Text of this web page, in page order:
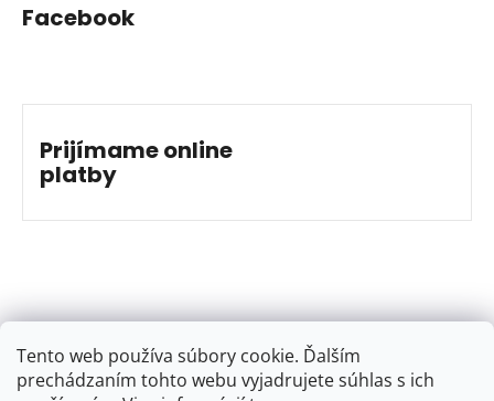
Tento web používa súbory cookie. Ďalším
prechádzaním tohto webu vyjadrujete súhlas s ich
Facebook
Prijímame online
platby